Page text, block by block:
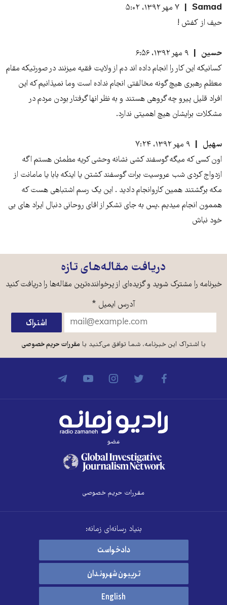
Samad
۷ مهر ۱۳۹۲، ۵:۰۲
حیف از کفش !
حسین
۹ مهر ۱۳۹۲، ۶:۵۶
کسانیکه این کار را انجام داده اند دم از ولایت فقیه میزنند در صورتیکه مقام
معظم رهبری هیچ گونه مخالفتی انجام نداده است وما نمیذانیم که این
افراد قلیل پیرو چه گروهی هستند و به نظر انها گرفتار بودن مردم در
مشکلات برایشان هیچ اهمیتی ندارد.
سهیل
۹ مهر ۱۳۹۲، ۷:۲۴
اون کسی که میگه گوسفند کشی نشانه وحشی کریه مطمئن هستم اگه
ازدواج کردی شب عروسیت برات گوسفند کشتن یا اینکه بابا یا مامانت از
مکه برگشتند همین کاروانجام دادید . این یک رسم اشتباهی هست که
هممون انجام میدیم .پس به جای تشکر از اقای روحانی دنبال ایراد های بی
خود نباش
دریافت مقاله‌های تازه
خبرنامه را مشترک شوید و گزیده‌ای از پرخواننده‌ترین مقاله‌ها را دریافت کنید
آدرس ایمیل *
با اشتراک این خبرنامه، شما توافق می‌کنید بامقررات حریم خصوصی
عضو
مقررات حریم خصوصی
بنیاد رسانه‌ای زمانه:
دادخواست
تریبون شهروندان
English